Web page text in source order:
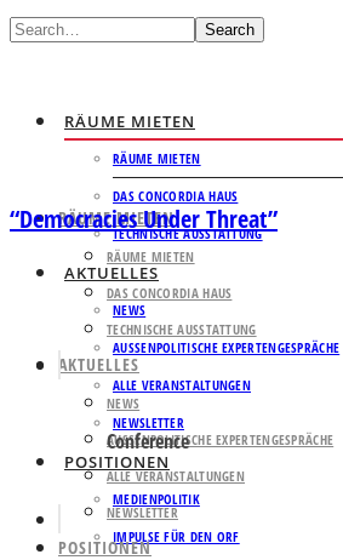
Search
RÄUME MIETEN
RÄUME MIETEN
DAS CONCORDIA HAUS
TECHNISCHE AUSSTATTUNG
AKTUELLES
NEWS
AUSSENPOLITISCHE EXPERTENGESPRÄCHE
ALLE VERANSTALTUNGEN
NEWSLETTER
POSITIONEN
MEDIENPOLITIK
IMPULSE FÜR DEN ORF
RÄUME MIETEN
RÄUME MIETEN
DAS CONCORDIA HAUS
TECHNISCHE AUSSTATTUNG
AKTUELLES
NEWS
AUSSENPOLITISCHE EXPERTENGESPRÄCHE
ALLE VERANSTALTUNGEN
NEWSLETTER
POSITIONEN
“Democracies Under Threat”
Conference